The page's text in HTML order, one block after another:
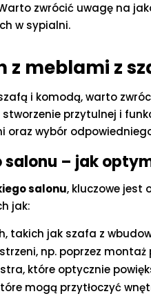
zwrócić uwagę na
w sypialni.
z meblami z
i komodą, warto
przytulnej i
oraz wybór
salonu – jak
salonu, kluczowe jest
jak:
takich jak szafa z
np. poprzez montaż
które optycznie
mogą przytłoczyć